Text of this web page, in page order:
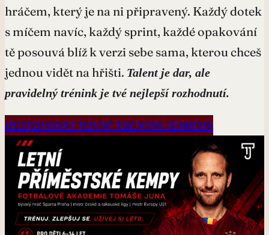
hráčem, který je na ni připravený. Každý dotek
s míčem navíc, každý sprint, každé opakování
tě posouvá blíž k verzi sebe sama, kterou chceš
jednou vidět na hřišti. Talent je dar, ale
pravidelný trénink je tvé nejlepší rozhodnutí.
REZERVOVAT PRVNÍ TRÉNINK ZDARMA